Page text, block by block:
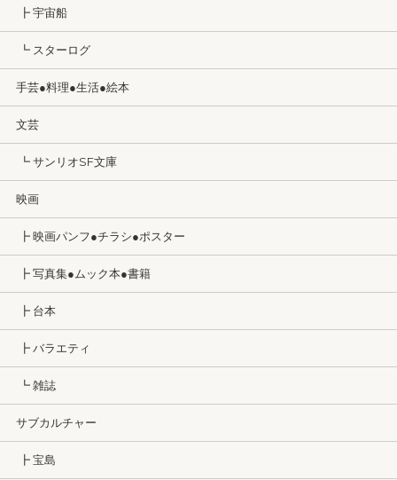
┣ 宇宙船
┗ スターログ
手芸●料理●生活●絵本
文芸
┗ サンリオSF文庫
映画
┣ 映画パンフ●チラシ●ポスター
┣ 写真集●ムック本●書籍
┣ 台本
┣ バラエティ
┗ 雑誌
サブカルチャー
┣ 宝島